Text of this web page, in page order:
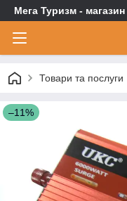
Мега Туризм -
Товари та послуги
–11%